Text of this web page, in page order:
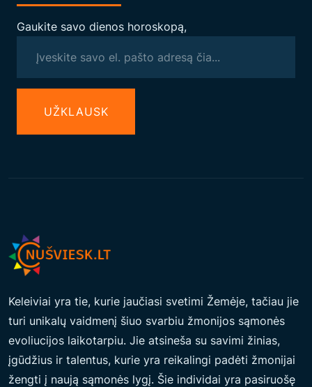
Gaukite savo dienos horoskopą,
UŽКLAUSK
Keleiviai yra tie, kurie jaučiasi svetimi Žemėje, tačiau jie
turi unikalų vaidmenį šiuo svarbiu žmonijos sąmonės
evoliucijos laikotarpiu. Jie atsineša su savimi žinias,
įgūdžius ir talentus, kurie yra reikalingi padėti žmonijai
žengti į naują sąmonės lygį. Šie individai yra pasiruošę